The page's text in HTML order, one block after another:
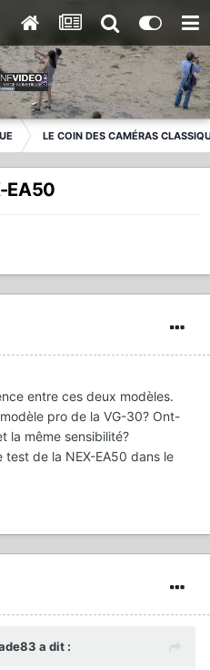
LE COIN DES CAMÉRAS
EA50
entre ces deux modèles.
pro de la VG-30? Ont-
la même sensibilité?
de la NEX-EA50 dans le
a dit :